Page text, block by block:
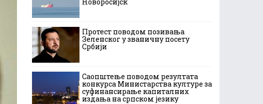
Протест поводом позивања
Зеленског у званичну посету
Србији
Саопштење поводом резултата
конкурса Министарства културе за
суфинансирање капиталних
издања на српском језику